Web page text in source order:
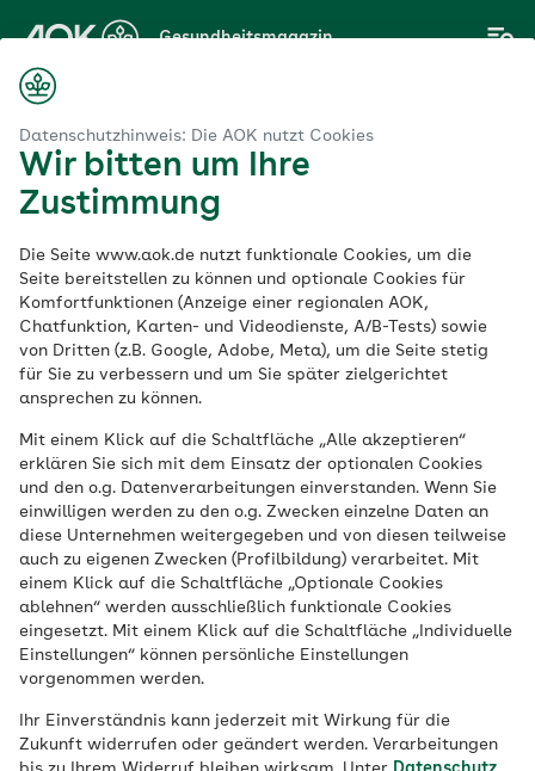
Datenschutzhinweis: Die AOK nutzt Cookies
Wir bitten um Ihre
Zustimmung
Die Seite www.aok.de nutzt funktionale Cookies, um die
Seite bereitstellen zu können und optionale Cookies für
Komfortfunktionen (Anzeige einer regionalen AOK,
Chatfunktion, Karten- und Videodienste, A/B-Tests) sowie
von Dritten (z.B. Google, Adobe, Meta), um die Seite stetig
für Sie zu verbessern und um Sie später zielgerichtet
ansprechen zu können.
Mit einem Klick auf die Schaltfläche „Alle akzeptieren“
erklären Sie sich mit dem Einsatz der optionalen Cookies
und den o.g. Datenverarbeitungen einverstanden. Wenn Sie
einwilligen werden zu den o.g. Zwecken einzelne Daten an
diese Unternehmen weitergegeben und von diesen teilweise
auch zu eigenen Zwecken (Profilbildung) verarbeitet. Mit
einem Klick auf die Schaltfläche „Optionale Cookies
ablehnen“ werden ausschließlich funktionale Cookies
eingesetzt. Mit einem Klick auf die Schaltfläche „Individuelle
Einstellungen“ können persönliche Einstellungen
vorgenommen werden.
Ihr Einverständnis kann jederzeit mit Wirkung für die
Zukunft widerrufen oder geändert werden. Verarbeitungen
Hauptinhalt
springen
Gesundheitsmagazin
Warum ist Physalis
so gesund?
Veröffentlicht am:
16.05.2025 4 Minuten Lesedauer
Sie ist dekorativ, bereichert mit ihrem süß-
säuerlichen Geschmack zahlreiche Speisen
und enthält obendrein viele Nährstoffe.
Wie Physalis am besten gelagert wird und
mit welchen Lebensmitteln sie sich gut
kombinieren lässt.
Fachlich geprüft